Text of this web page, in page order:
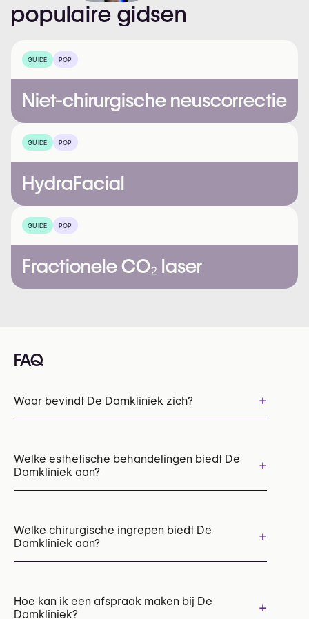
populaire gidsen
GUIDE POP
Niet-chirurgische neuscorrectie
GUIDE POP
HydraFacial
GUIDE POP
Fractionele CO₂ laser
FAQ
Waar bevindt De Damkliniek zich? +
Welke esthetische behandelingen biedt De
Damkliniek aan?
+
Laser huidresurfacing
Injections voor de lippen
Injections voor neus-lippenplooi
Welke chirurgische ingrepen biedt De
Damkliniek aan?
+
Bilvergroting met Implantaten
Borstlift (mastopexie)
Hoe kan ik een afspraak maken bij De
Damkliniek?
+